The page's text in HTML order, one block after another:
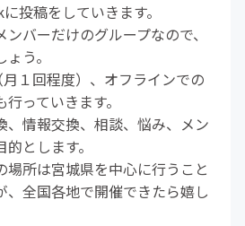
投稿をしていきます。
バーだけのグループなので、
う。
１回程度）、オフラインでの
っていきます。
、情報交換、相談、悩み、メン
とします。
場所は宮城県を中心に行うこと
、全国各地で開催できたら嬉し